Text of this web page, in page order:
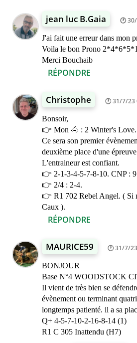
jean luc B.Gaia
J'ai fait une erreur dans mon
Voila le bon Prono
Merci Bouchaib
RÉPONDRE
Christophe 31/7/23
Bonsoir,
👉 Mon 🐴 : 2 Winter's Love.
Ce sera son premier
deuxième place d'une
L'entraineur est confiant.
👉 2-1-3-4-5-7-8-10. CNP :
👉 2/4 : 2-4.
👉 R1 702 Rebel Angel. ( Si
Caux ).
RÉPONDRE
MAURICE59 31/7/
BONJOUR
Base N°4 WOODSTOCK
Il vient de très bien se
évènement ou terminant
longtemps patienté. il a sa
Q+ 4-5-7-10-2-16-8-14 (1)
R1 C 305 Inattendu (H7)